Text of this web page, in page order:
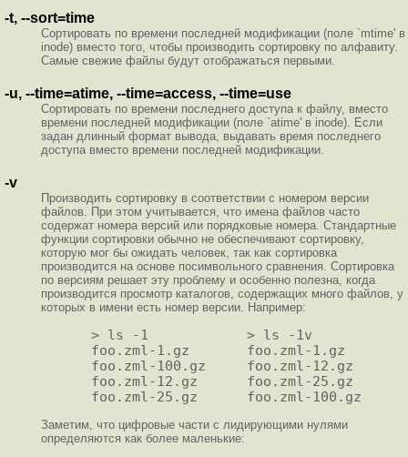
-t, --sort=time
Сортировать по времени последней модификации (поле `mtime' в
inode) вместо того, чтобы производить сортировку по алфавиту.
Самые свежие файлы будут отображаться первыми.
-u, --time=atime, --time=access, --time=use
Сортировать по времени последнего доступа к файлу, вместо
времени последней модификации (поле `atime' в inode). Если
задан длинный формат вывода, выдавать время последнего
доступа вместо времени последней модификации.
-v
Производить сортировку в соответствии с номером версии
файлов. При этом учитывается, что имена файлов часто
содержат номера версий или порядковые номера. Стандартные
функции сортировки обычно не обеспечивают сортировку,
которую мог бы ожидать человек, так как сортировка
производится на основе посимвольного сравнения. Сортировка
по версиям решает эту проблему и особенно полезна, когда
производится просмотр каталогов, содержащих много файлов, у
которых в имени есть номер версии. Например:
Заметим, что цифровые части с лидирующими нулями
определяются как более маленькие: